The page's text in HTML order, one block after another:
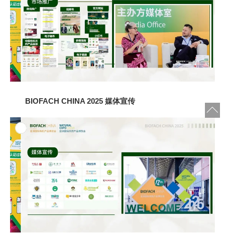
BIOFACH CHINA 2025 媒体宣传